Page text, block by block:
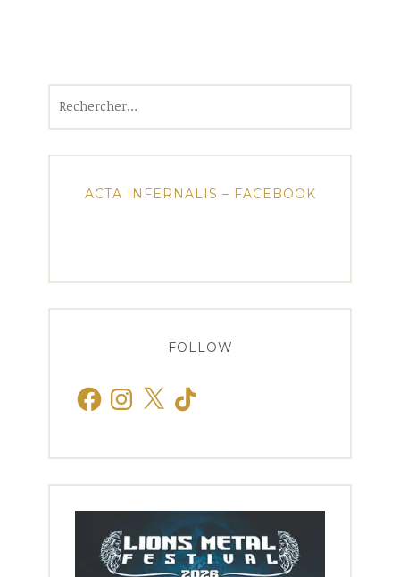
ACTA INFERNALIS – FACEBOOK
FOLLOW
FacebookInstagram
X TikTok